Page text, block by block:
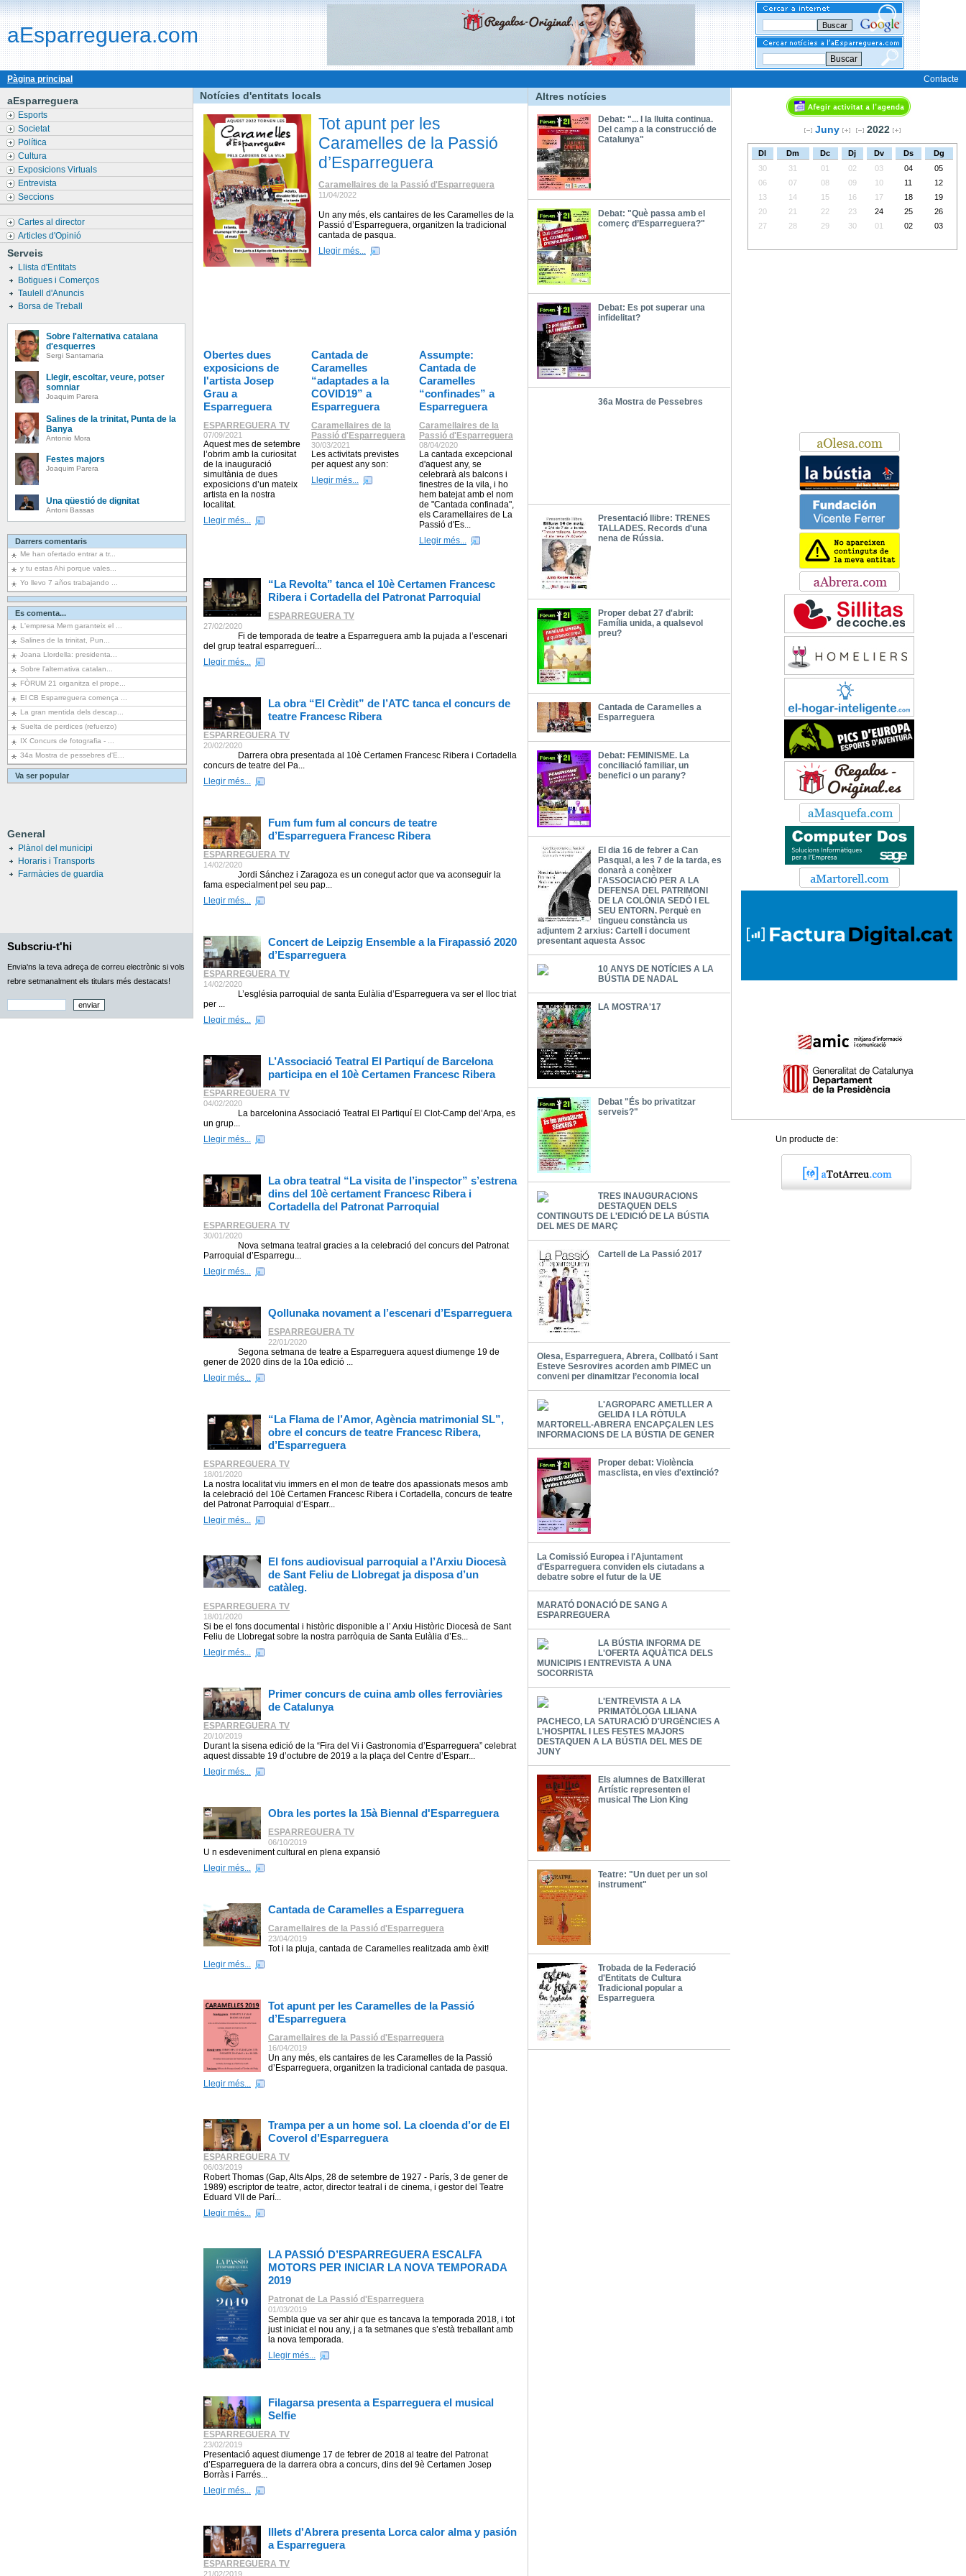
aEsparreguera.com
Buscar
Pàgina principal
Contacte
aEsparreguera
Esports
Societat
Política
Cultura
Exposicions Virtuals
Entrevista
Seccions
Cartes al director
Articles d'Opinió
Serveis
Llista d'Entitats
Botigues i Comerços
Taulell d'Anuncis
Borsa de Treball
Sobre l'alternativa catalana
d'esquerres
Sergi Santamaria
Llegir, escoltar, veure, potser
somniar
Joaquim Parera
Salines de la trinitat, Punta de la
Banya
Antonio Mora
Festes majors
Joaquim Parera
Una qüestió de dignitat
Antoni Bassas
Darrers comentaris
Me han ofertado entrar a tr...
y tu estas Ahi porque vales...
Yo llevo 7 años trabajando ...
Es comenta...
L'empresa Mem garanteix el ...
Salines de la trinitat, Pun...
Joana Llordella: presidenta...
Sobre l'alternativa catalan...
FÒRUM 21 organitza el prope...
El CB Esparreguera comença ...
La gran mentida dels descap...
Suelta de perdices (refuerzo)
IX Concurs de fotografia - ...
34a Mostra de pessebres d'E...
Va ser popular
General
Plànol del municipi
Horaris i Transports
Farmàcies de guardia
Subscriu-t'hi
Envia'ns la teva adreça de correu electrònic si vols
rebre setmanalment els titulars més destacats!
Notícies d'entitats locals
Tot apunt per les
Caramelles de la Passió
d’Esparreguera
Caramellaires de la Passió d'Esparreguera
11/04/2022
Un any més, els cantaires de les Caramelles de la
Passió d’Esparreguera, organitzen la tradicional
cantada de pasqua.
Llegir més...
Obertes dues
exposicions de
l'artista Josep
Grau a
Esparreguera
ESPARREGUERA TV
07/09/2021
Aquest mes de setembre
l’obrim amb la curiositat
de la inauguració
simultània de dues
exposicions d’un mateix
artista en la nostra
localitat.
Llegir més...
Cantada de
Caramelles
“adaptades a la
COVID19” a
Esparreguera
Caramellaires de la
Passió d'Esparreguera
30/03/2021
Les activitats previstes
per aquest any son:
Llegir més...
Assumpte:
Cantada de
Caramelles
“confinades” a
Esparreguera
Caramellaires de la
Passió d'Esparreguera
08/04/2020
La cantada excepcional
d'aquest any, se
celebrarà als balcons i
finestres de la vila, i ho
hem batejat amb el nom
de "Cantada confinada",
els Caramellaires de La
Passió d'Es...
Llegir més...
“La Revolta” tanca el 10è Certamen Francesc
Ribera i Cortadella del Patronat Parroquial
ESPARREGUERA TV
27/02/2020
Fi de temporada de teatre a Esparreguera amb la pujada a l’escenari
del grup teatral esparreguerí...
Llegir més...
La obra “El Crèdit” de l’ATC tanca el concurs de
teatre Francesc Ribera
ESPARREGUERA TV
20/02/2020
Darrera obra presentada al 10è Certamen Francesc Ribera i Cortadella
concurs de teatre del Pa...
Llegir més...
Fum fum fum al concurs de teatre
d’Esparreguera Francesc Ribera
ESPARREGUERA TV
14/02/2020
Jordi Sánchez i Zaragoza es un conegut actor que va aconseguir la
fama especialment pel seu pap...
Llegir més...
Concert de Leipzig Ensemble a la Firapassió 2020
d’Esparreguera
ESPARREGUERA TV
14/02/2020
L’església parroquial de santa Eulàlia d’Esparreguera va ser el lloc triat
per ...
Llegir més...
L’Associació Teatral El Partiquí de Barcelona
participa en el 10è Certamen Francesc Ribera
ESPARREGUERA TV
04/02/2020
La barcelonina Associació Teatral El Partiquí El Clot-Camp del’Arpa, es
un grup...
Llegir més...
La obra teatral “La visita de l’inspector” s’estrena
dins del 10è certament Francesc Ribera i
Cortadella del Patronat Parroquial
ESPARREGUERA TV
30/01/2020
Nova setmana teatral gracies a la celebració del concurs del Patronat
Parroquial d’Esparregu...
Llegir més...
Qollunaka novament a l’escenari d’Esparreguera
ESPARREGUERA TV
22/01/2020
Segona setmana de teatre a Esparreguera aquest diumenge 19 de
gener de 2020 dins de la 10a edició ...
Llegir més...
“La Flama de l’Amor, Agència matrimonial SL”,
obre el concurs de teatre Francesc Ribera,
d’Esparreguera
ESPARREGUERA TV
18/01/2020
La nostra localitat viu immers en el mon de teatre dos apassionats mesos amb
la celebració del 10è Certamen Francesc Ribera i Cortadella, concurs de teatre
del Patronat Parroquial d’Esparr...
Llegir més...
El fons audiovisual parroquial a l’Arxiu Diocesà
de Sant Feliu de Llobregat ja disposa d’un
catàleg.
ESPARREGUERA TV
18/01/2020
Si be el fons documental i històric disponible a l’ Arxiu Històric Diocesà de Sant
Feliu de Llobregat sobre la nostra parròquia de Santa Eulàlia d’Es...
Llegir més...
Primer concurs de cuina amb olles ferroviàries
de Catalunya
ESPARREGUERA TV
20/10/2019
Durant la sisena edició de la “Fira del Vi i Gastronomia d’Esparreguera” celebrat
aquest dissabte 19 d’octubre de 2019 a la plaça del Centre d’Esparr...
Llegir més...
Obra les portes la 15à Biennal d'Esparreguera
ESPARREGUERA TV
06/10/2019
U n esdeveniment cultural en plena expansió
Llegir més...
Cantada de Caramelles a Esparreguera
Caramellaires de la Passió d'Esparreguera
23/04/2019
Tot i la pluja, cantada de Caramelles realitzada amb èxit!
Llegir més...
Tot apunt per les Caramelles de la Passió
d’Esparreguera
Caramellaires de la Passió d'Esparreguera
16/04/2019
Un any més, els cantaires de les Caramelles de la Passió
d’Esparreguera, organitzen la tradicional cantada de pasqua.
Llegir més...
Trampa per a un home sol. La cloenda d’or de El
Coverol d’Esparreguera
ESPARREGUERA TV
06/03/2019
Robert Thomas (Gap, Alts Alps, 28 de setembre de 1927 - París, 3 de gener de
1989) escriptor de teatre, actor, director teatral i de cinema, i gestor del Teatre
Eduard VII de Parí...
Llegir més...
LA PASSIÓ D’ESPARREGUERA ESCALFA
MOTORS PER INICIAR LA NOVA TEMPORADA
2019
Patronat de La Passió d'Esparreguera
01/03/2019
Sembla que va ser ahir que es tancava la temporada 2018, i tot
just iniciat el nou any, j a fa setmanes que s’està treballant amb
la nova temporada.
Llegir més...
Filagarsa presenta a Esparreguera el musical
Selfie
ESPARREGUERA TV
23/02/2019
Presentació aquest diumenge 17 de febrer de 2018 al teatre del Patronat
d’Esparreguera de la darrera obra a concurs, dins del 9è Certamen Josep
Borràs i Farrés...
Llegir més...
Illets d'Abrera presenta Lorca calor alma y pasión
a Esparreguera
ESPARREGUERA TV
21/02/2019
Altres notícies
Debat: "... I la lluita continua.
Del camp a la construcció de
Catalunya"
Debat: "Què passa amb el
comerç d’Esparreguera?"
Debat: Es pot superar una
infidelitat?
36a Mostra de Pessebres
Presentació llibre: TRENES
TALLADES. Records d'una
nena de Rússia.
Proper debat 27 d'abril:
Família unida, a qualsevol
preu?
Cantada de Caramelles a
Esparreguera
Debat: FEMINISME. La
conciliació familiar, un
benefici o un parany?
El dia 16 de febrer a Can
Pasqual, a les 7 de la tarda, es
donarà a conèixer
l'ASSOCIACIÓ PER A LA
DEFENSA DEL PATRIMONI
DE LA COLÒNIA SEDÓ I EL
SEU ENTORN. Perquè en
tingueu constància us
adjuntem 2 arxius: Cartell i document
presentant aquesta Assoc
10 ANYS DE NOTÍCIES A LA
BÚSTIA DE NADAL
LA MOSTRA'17
Debat "És bo privatitzar
serveis?"
TRES INAUGURACIONS
DESTAQUEN DELS
CONTINGUTS DE L'EDICIÓ DE LA BÚSTIA
DEL MES DE MARÇ
Cartell de La Passió 2017
Olesa, Esparreguera, Abrera, Collbató i Sant
Esteve Sesrovires acorden amb PIMEC un
conveni per dinamitzar l’economia local
L'AGROPARC AMETLLER A
GELIDA I LA RÒTULA
MARTORELL-ABRERA ENCAPÇALEN LES
INFORMACIONS DE LA BÚSTIA DE GENER
Proper debat: Violència
masclista, en vies d'extinció?
La Comissió Europea i l'Ajuntament
d'Esparreguera conviden els ciutadans a
debatre sobre el futur de la UE
MARATÓ DONACIÓ DE SANG A
ESPARREGUERA
LA BÚSTIA INFORMA DE
L'OFERTA AQUÀTICA DELS
MUNICIPIS I ENTREVISTA A UNA
SOCORRISTA
L'ENTREVISTA A LA
PRIMATÒLOGA LILIANA
PACHECO, LA SATURACIÓ D'URGÈNCIES A
L'HOSPITAL I LES FESTES MAJORS
DESTAQUEN A LA BÚSTIA DEL MES DE
JUNY
Els alumnes de Batxillerat
Artístic representen el
musical The Lion King
Teatre: "Un duet per un sol
instrument"
Trobada de la Federació
d'Entitats de Cultura
Tradicional popular a
Esparreguera
Juny 2022
Dl Dm Dc Dj Dv Ds
Dg
30
31 01 02 03 04
05
06
07 08 09 10 11
12
13
14 15 16 17 18
19
20
21 22 23 24 25
26
27
28 29 30 01 02 03
Un producte de: